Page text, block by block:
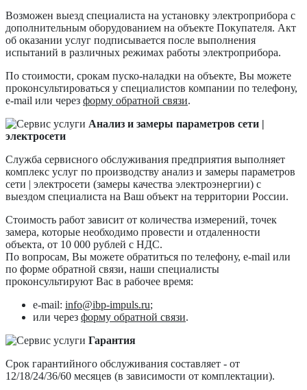
Возможен выезд специалиста на установку электроприбора с
дополнительным оборудованием на объекте Покупателя. Акт
об оказании услуг подписывается после выполнения
испытаний в различных режимах работы электроприбора.
По стоимости, срокам пуско-наладки на объекте, Вы можете
проконсультироваться у специалистов компании по телефону,
e-mail или через форму обратной связи.
Анализ и замеры параметров сети |
электросети
Служба сервисного обслуживания предприятия выполняет
комплекс услуг по производству анализ и замеры параметров
сети | электросети (замеры качества электроэнергии) с
выездом специалиста на Ваш объект на территории России.
Стоимость работ зависит от количества измерений, точек
замера, которые необходимо провести и отдаленности
объекта, от 10 000 рублей с НДС.
По вопросам, Вы можете обратиться по телефону, e-mail или
по форме обратной связи, наши специалисты
проконсультируют Вас в рабочее время:
e-mail: info@ibp-impuls.ru;
или через форму обратной связи.
Гарантия
Срок гарантийного обслуживания составляет - от
12/18/24/36/60 месяцев (в зависимости от комплектации).